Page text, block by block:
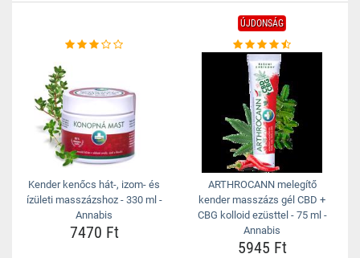
Kender kenőcs hát-, izom- és
ízületi masszázshoz - 330 ml -
Annabis
7470 Ft
ÚJDONSÁG
ARTHROCANN melegítő
kender masszázs gél CBD +
CBG kolloid ezüsttel - 75 ml -
Annabis
5945 Ft